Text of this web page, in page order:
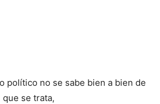
político no se sabe bien a bien de
que se trata,